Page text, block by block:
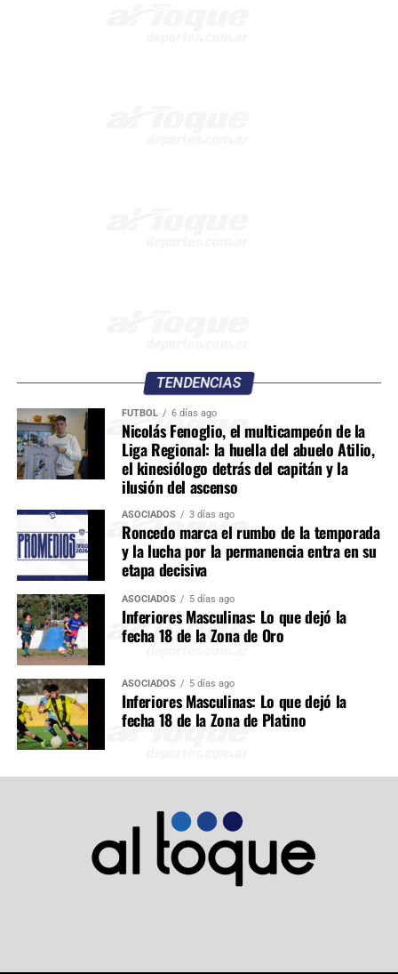
TENDENCIAS
FÚTBOL 6 días ago
Nicolás Fenoglio, el multicampeón de la
Liga Regional: la huella del abuelo Atilio,
el kinesiólogo detrás del capitán y la
ilusión del ascenso
ASOCIADOS 3 días ago
Roncedo marca el rumbo de la temporada
y la lucha por la permanencia entra en su
etapa decisiva
ASOCIADOS 5 días ago
Inferiores Masculinas: Lo que dejó la
fecha 18 de la Zona de Oro
ASOCIADOS 5 días ago
Inferiores Masculinas: Lo que dejó la
fecha 18 de la Zona de Platino